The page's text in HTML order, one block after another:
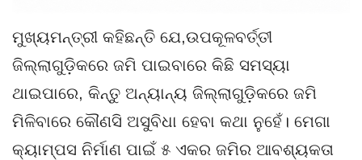
ମୁଖ୍ୟମନ୍ତ୍ରୀ କହିଛନ୍ତି ଯେ,ଉପକୂଳବର୍ତ୍ତୀ
ଜିଲ୍ଲାଗୁଡ଼ିକରେ ଜମି ପାଇବାରେ କିଛି ସମସ୍ୟା
ଥାଇପାରେ, କିନ୍ତୁ ଅନ୍ୟାନ୍ୟ ଜିଲ୍ଲାଗୁଡ଼ିକରେ ଜମି
ମିଳିବାରେ କୌଣସି ଅସୁବିଧା ହେବା କଥା ନୁହେଁ। ମେଗା
କ୍ୟାମ୍ପସ ନିର୍ମାଣ ପାଇଁ ୫ ଏକର ଜମିର ଆବଶ୍ୟକତା